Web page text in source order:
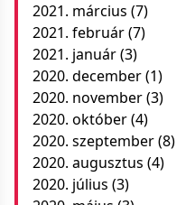
2021. március (7)
2021. február(7)
2021. január(3)
2020. december(1)
2020. november(3)
2020. október(4)
2020. szeptember(8)
2020. augusztus (4)
2020. július (3)